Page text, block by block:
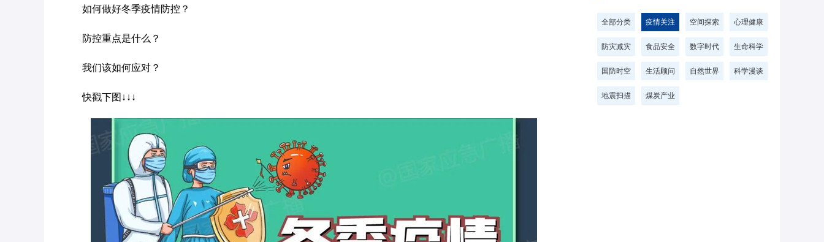
如何做好冬季疫情防控？
防控重点是什么？
我们该如何应对？
快戳下图↓↓↓
全部分类 疫情关注 空间探索 心理健康
防灾减灾 食品安全 数字时代 生命科学
国防时空 生活顾问 自然世界 科学漫谈
地震扫描 煤炭产业